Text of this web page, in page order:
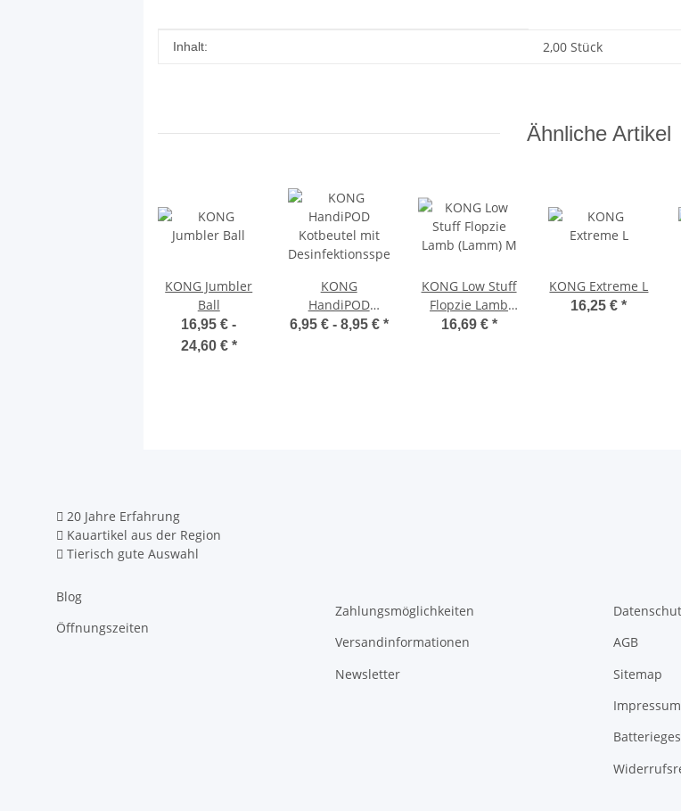
Produkteigenschaft
Wert
Inhalt: 2,00 Stück
Ähnliche Artikel
KONG Jumbler
Ball
16,95 € -
24,60 € *
KONG
HandiPOD
Kotbeutel mit
6,95 € - 8,95 € *
KONG Low Stuff
Flopzie Lamb
(Lamm) M
16,69 € *
KONG Extreme L
16,25 €*
20 Jahre Erfahrung
Kauartikel aus der Region
Tierisch gute Auswahl
Blog
Öffnungszeiten
Zahlungsmöglichkeiten
Versandinformationen
Newsletter
AGB
Sitemap
Impressum